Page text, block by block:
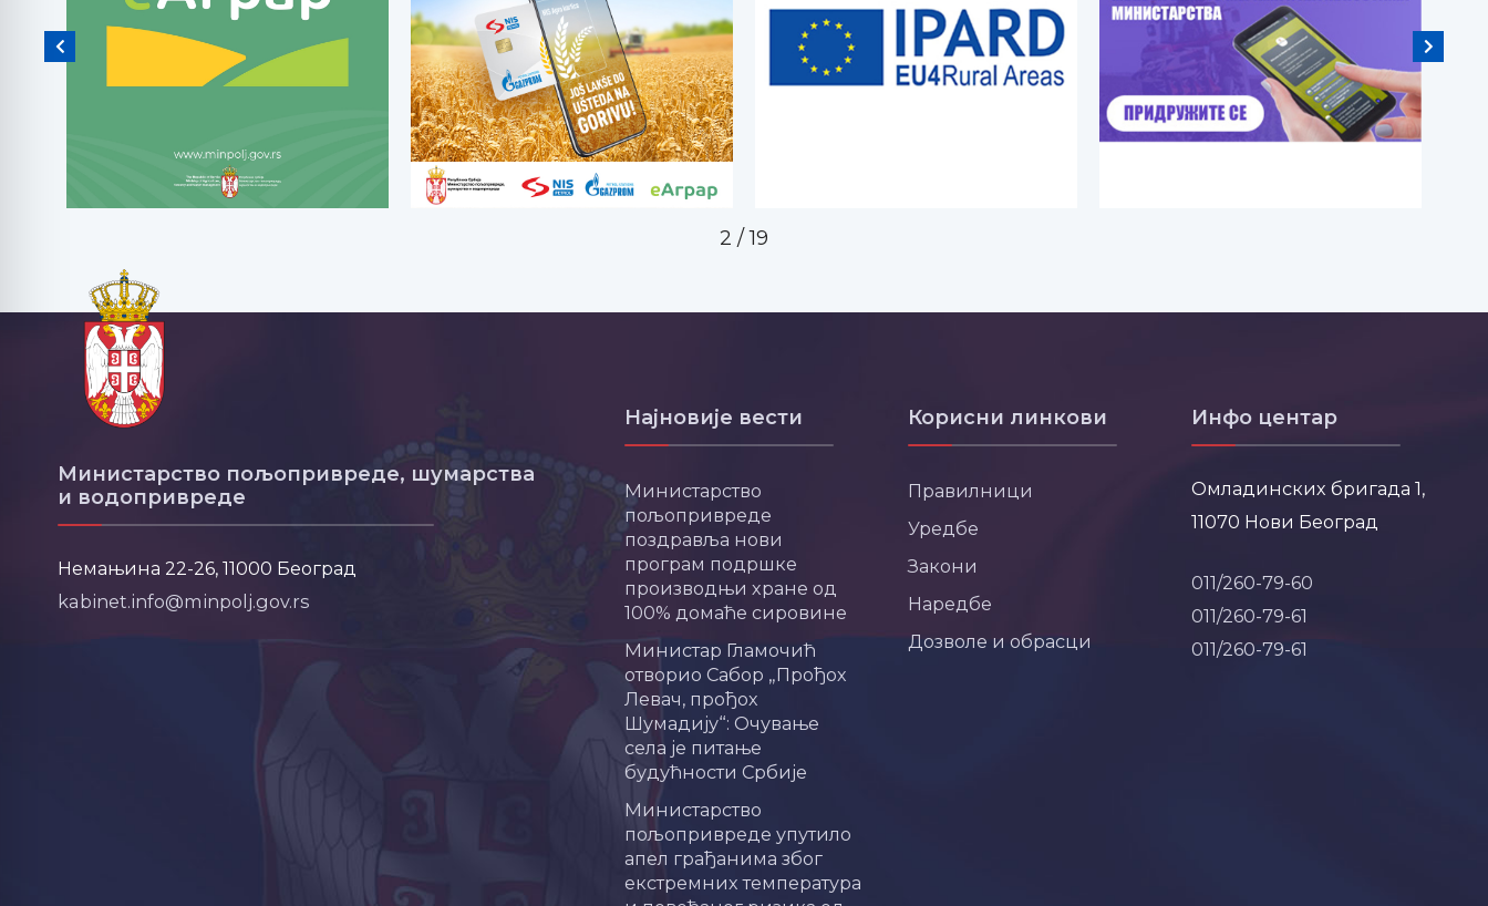
2 / 19
Министарство пољопривреде, шумарства
и водопривреде
Немањина 22-26, 11000 Београд
kabinet.info@minpolj.gov.rs
Најновије вести
Министарство
пољопривреде
поздравља нови
програм подршке
производњи хране од
100% домаће сировине
Министар Гламочић
отворио Сабор „Прођох
Левач, прођох
Шумадију“: Очување
села је питање
будућности Србије
Министарство
пољопривреде упутило
апел грађанима због
екстремних температура
Корисни линкови
Правилници
Уредбе
Закони
Наредбе
Дозволе и обрасци
Инфо центар
Омладинских бригада 1,
11070 Нови Београд
011/260-79-60
011/260-79-61
011/260-79-61